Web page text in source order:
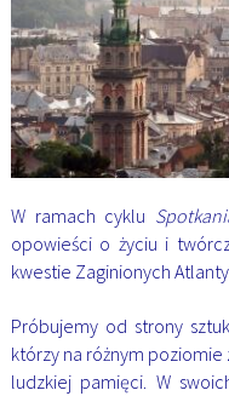
W ramach cyklu
opowieści o życiu i
kwestie Zaginionych
Próbujemy od strony
którzy na różnym
ludzkiej pamięci. W